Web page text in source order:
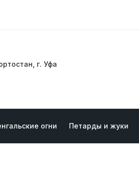
г. Уфа
огни Петарды и жуки